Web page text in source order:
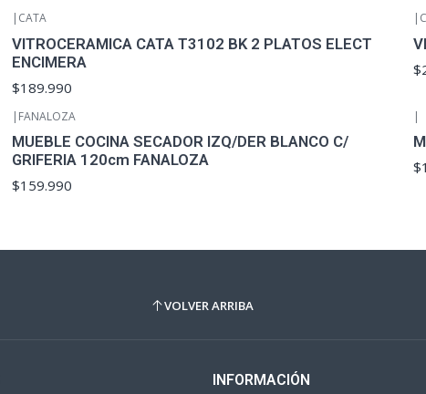
| CATA
VITROCERAMICA CATA T3102 BK 2 PLATOS ELECT
ENCIMERA
$189.990
|
| FANALOZA
MUEBLE COCINA SECADOR IZQ/DER BLANCO C/
GRIFERIA 120cm FANALOZA
$159.990
|
VOLVER ARRIBA
INFORMACIÓN